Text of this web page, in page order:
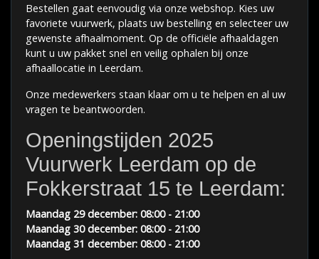
Bestellen gaat eenvoudig via onze webshop. Kies uw
favoriete vuurwerk, plaats uw bestelling en selecteer uw
gewenste afhaalmoment. Op de officiële afhaaldagen
kunt u uw pakket snel en veilig ophalen bij onze
afhaallocatie in Leerdam.
Onze medewerkers staan klaar om u te helpen en al uw
vragen te beantwoorden.
Openingstijden 2025
Vuurwerk Leerdam op de
Fokkerstraat 15 te Leerdam:
Maandag 29 december: 08:00 - 21:00
Maandag 30 december: 08:00 - 21:00
Maandag 31 december: 08:00 - 21:00